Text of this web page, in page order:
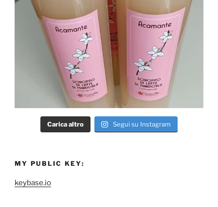
Carica altro Segui su Instagram
MY PUBLIC KEY:
keybase.io